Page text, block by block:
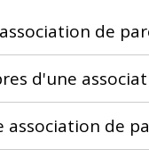
de
d'une
de